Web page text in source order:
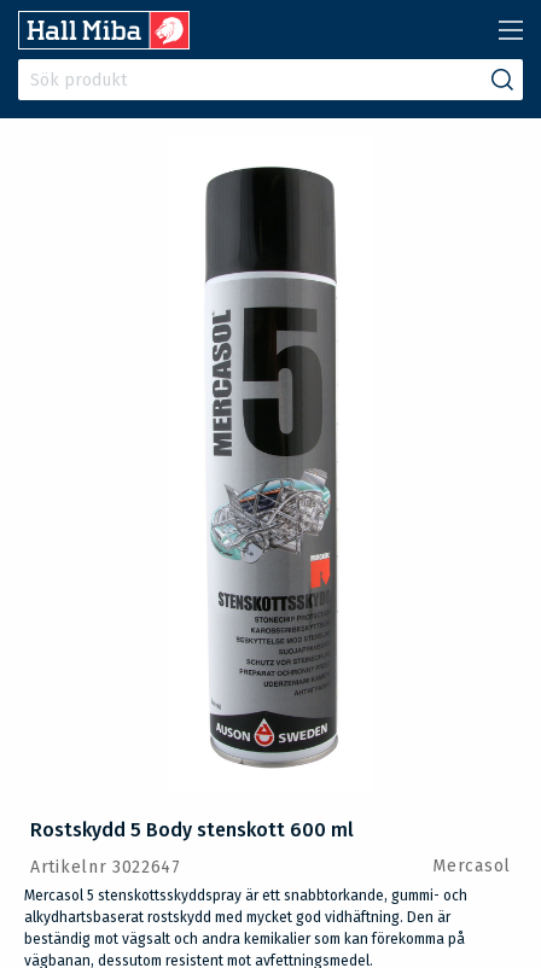
Rostskydd 5 Body stenskott 600 ml
Artikelnr 3022647 Mercasol
Mercasol 5 stenskottsskyddspray är ett snabbtorkande, gummi- och
alkydhartsbaserat rostskydd med mycket god vidhäftning. Den är
beständig mot vägsalt och andra kemikalier som kan förekomma på
vägbanan, dessutom resistent mot avfettningsmedel.